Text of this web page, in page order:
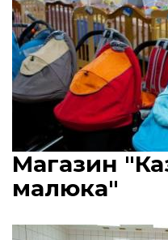
Магазин
малюка"